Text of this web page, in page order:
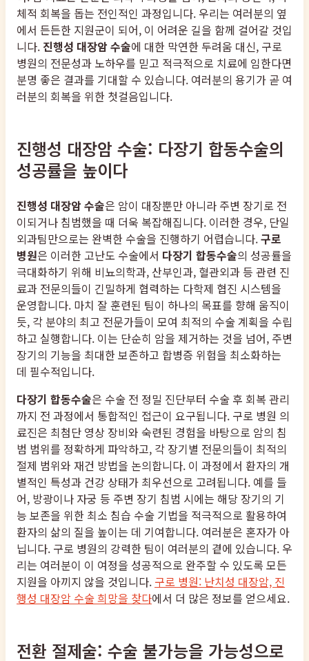
체적 회복을 돕는 전인적인 과정입니다. 우리는 여러분의 옆
에서 든든한 지원군이 되어, 이 어려운 길을 함께 걸어갈 것입
니다. 진행성 대장암 수술에 대한 막연한 두려움 대신, 구로
병원의 전문성과 노하우를 믿고 적극적으로 치료에 임한다면
분명 좋은 결과를 기대할 수 있습니다. 여러분의 용기가 곧 여
러분의 회복을 위한 첫걸음입니다.
진행성 대장암 수술: 다장기 합동수술의
성공률을 높이다
진행성 대장암 수술은 암이 대장뿐만 아니라 주변 장기로 전
이되거나 침범했을 때 더욱 복잡해집니다. 이러한 경우, 단일
외과팀만으로는 완벽한 수술을 진행하기 어렵습니다.구로
병원은 이러한 고난도 수술에서 다장기 합동수술의 성공률을
극대화하기 위해 비뇨의학과, 산부인과, 혈관외과 등 관련 진
료과 전문의들이 긴밀하게 협력하는 다학제 협진 시스템을
운영합니다. 마치 잘 훈련된 팀이 하나의 목표를 향해 움직이
듯, 각 분야의 최고 전문가들이 모여 최적의 수술 계획을 수립
하고 실행합니다. 이는 단순히 암을 제거하는 것을 넘어, 주변
장기의 기능을 최대한 보존하고 합병증 위험을 최소화하는
데 필수적입니다.
다장기 합동수술은 수술 전 정밀 진단부터 수술 후 회복 관리
까지 전 과정에서 통합적인 접근이 요구됩니다. 구로 병원 의
료진은 최첨단 영상 장비와 숙련된 경험을 바탕으로 암의 침
범 범위를 정확하게 파악하고, 각 장기별 전문의들이 최적의
절제 범위와 재건 방법을 논의합니다. 이 과정에서 환자의 개
별적인 특성과 건강 상태가 최우선으로 고려됩니다. 예를 들
어, 방광이나 자궁 등 주변 장기 침범 시에는 해당 장기의 기
능 보존을 위한 최소 침습 수술 기법을 적극적으로 활용하여
환자의 삶의 질을 높이는 데 기여합니다. 여러분은 혼자가 아
닙니다. 구로 병원의 강력한 팀이 여러분의 곁에 있습니다. 우
리는 여러분이 이 여정을 성공적으로 완주할 수 있도록 모든
지원을 아끼지 않을 것입니다. 구로 병원: 난치성 대장암, 진
행성 대장암 수술 희망을 찾다에서 더 많은 정보를 얻으세요.
전환 절제술: 수술 불가능을 가능성으로